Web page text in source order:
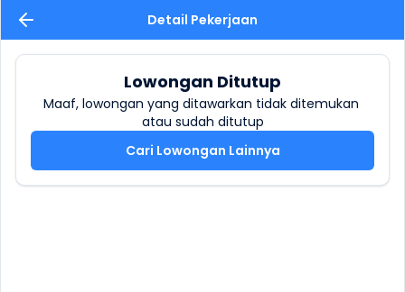
Detail Pekerjaan
Lowongan Ditutup
Maaf, lowongan yang ditawarkan tidak ditemukan
atau sudah ditutup
Cari Lowongan Lainnya